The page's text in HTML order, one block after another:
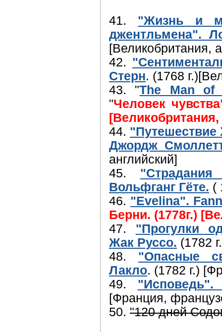
41. "Жизнь и
джентльмена".
[Великобритания,
42.
Стерн. (1768
43. "The Man of
"Человек
[Великобритания,
44. "Путешествие
Джордж
английский]
45.
Вольфганг Гёте. (
46. "Evelina".
Берни. (1778г.)
47. "Прогулки
Жак Руссо. (1782
48. "Опасные
Лакло. (1782 г.)
49.
[Франция,
50. "120 дней